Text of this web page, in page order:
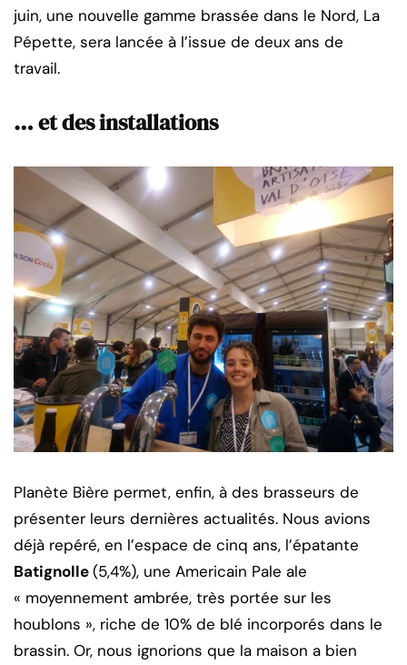
juin, une nouvelle gamme brassée dans le Nord, La
Pépette, sera lancée à l’issue de deux ans de
travail.
… et des installations
Planète Bière permet, enfin, à des brasseurs de
présenter leurs dernières actualités. Nous avions
déjà repéré, en l’espace de cinq ans, l’épatante
Batignolle(5,4%), une Americain Pale ale
« moyennement ambrée, très portée sur les
houblons », riche de 10% de blé incorporés dans le
brassin. Or, nous ignorions que la maison a bien